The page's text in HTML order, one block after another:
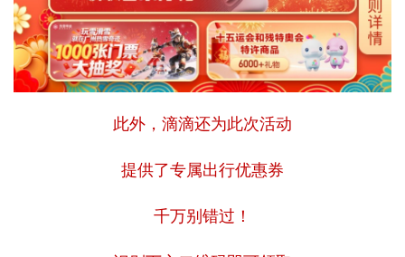
此外，滴滴还为此次活动
提供了专属出行优惠券
千万别错过！